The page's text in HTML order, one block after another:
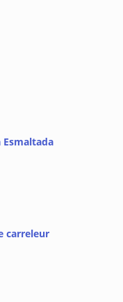
Esmaltada
carreleur